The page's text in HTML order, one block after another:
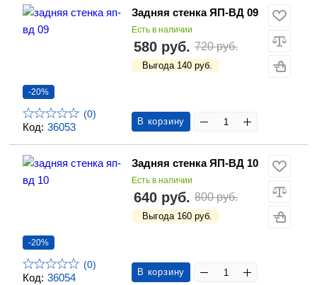
Код: 36053
-20%
(0)
Задняя стенка ЯП-ВД 09
Есть в наличии
580 руб. 720 руб.
Выгода 140 руб.
В корзину
Код: 36054
-20%
(0)
Задняя стенка ЯП-ВД 10
Есть в наличии
640 руб. 800 руб.
Выгода 160 руб.
В корзину